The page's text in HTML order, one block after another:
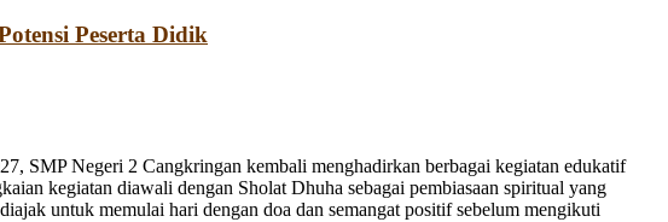
Peserta Didik
SMP Negeri 2 Cangkringan kembali menghadirkan berbagai kegiatan edukatif
kegiatan diawali dengan Sholat Dhuha sebagai pembiasaan spiritual yang
untuk memulai hari dengan doa dan semangat positif sebelum mengikuti